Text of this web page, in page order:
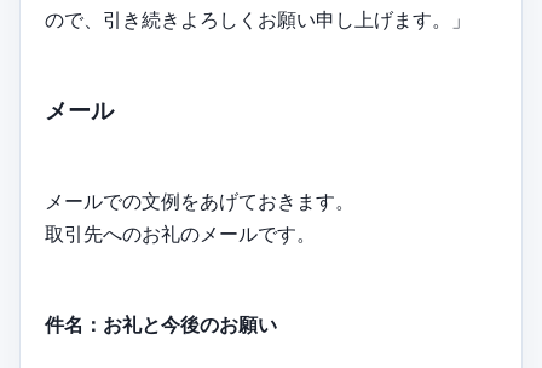
ので、引き続きよろしくお願い申し上げます。」
メール
メールでの文例をあげておきます。
取引先へのお礼のメールです。
件名：お礼と今後のお願い